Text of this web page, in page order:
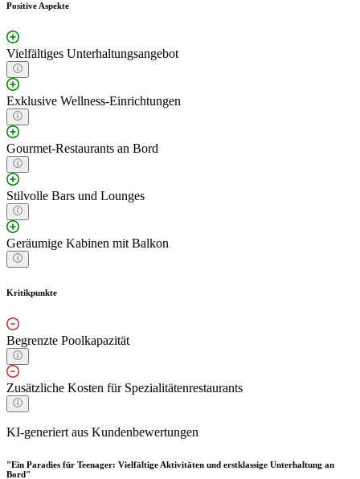
Positive Aspekte
Vielfältiges Unterhaltungsangebot
Exklusive Wellness-Einrichtungen
Gourmet-Restaurants an Bord
Stilvolle Bars und Lounges
Geräumige Kabinen mit Balkon
Kritikpunkte
Begrenzte Poolkapazität
Zusätzliche Kosten für Spezialitätenrestaurants
KI-generiert aus Kundenbewertungen
"Ein Paradies für Teenager: Vielfältige Aktivitäten und erstklassige Unterhaltung an
Bord"